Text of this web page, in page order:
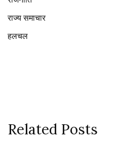
राज्य समाचार
हलचल
Related Posts